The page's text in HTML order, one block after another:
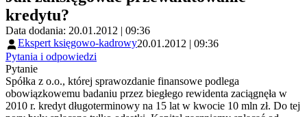
kredytu?
Data dodania: 20.01.2012 | 09:36
Ekspert księgowo-kadrowy20.01.2012 | 09:36
Pytania i odpowiedzi
Pytanie
Spółka z o.o., której sprawozdanie finansowe podlega
obowiązkowemu badaniu przez biegłego rewidenta zaciągnęła w
2010 r. kredyt długoterminowy na 15 lat w kwocie 10 mln zł. Do tej